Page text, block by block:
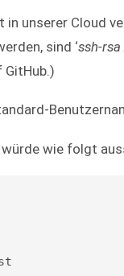
in unserer Cloud
sind ‘ssh-
GitHub.)
wie folgt